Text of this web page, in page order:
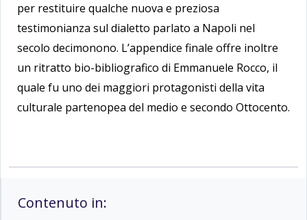
per restituire qualche nuova e preziosa
testimonianza sul dialetto parlato a Napoli nel
secolo decimonono. L’appendice finale offre inoltre
un ritratto bio-bibliografico di Emmanuele Rocco, il
quale fu uno dei maggiori protagonisti della vita
culturale partenopea del medio e secondo Ottocento.
Contenuto in: